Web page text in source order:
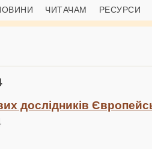
ЧИТАЧАМ РЕСУРСИ
дослідників